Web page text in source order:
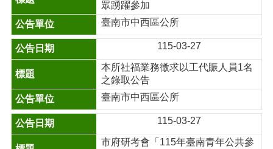
眾踴躍參加
臺南市中西區公所
115-03-27
本所社福業務徵求以工代賑人員1名
之錄取公告
臺南市中西區公所
115-03-27
市府研考會「115年臺南青年公共參